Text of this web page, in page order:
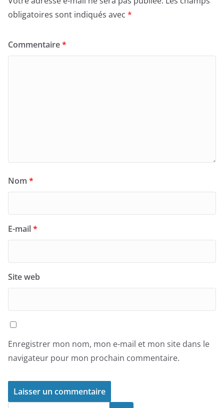
obligatoires sont indiqués avec *
Commentaire*
Nom *
E-mail*
Site web
Enregistrer mon nom, mon e-mail et mon site dans le
navigateur pour mon prochain commentaire.